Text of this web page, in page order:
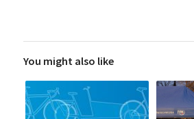
You might also like